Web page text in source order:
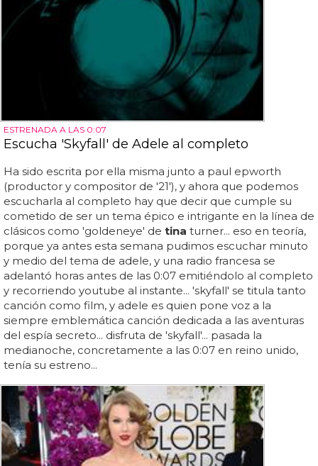
ESTRENADA A LAS 0:07
Escucha 'Skyfall' de Adele al completo
Ha sido escrita por ella misma junto a paul epworth
(productor y compositor de '21'), y ahora que podemos
escucharla al completo hay que decir que cumple su
cometido de ser un tema épico e intrigante en la línea de
clásicos como 'goldeneye' de tina turner... eso en teoría,
porque ya antes esta semana pudimos escuchar minuto
y medio del tema de adele, y una radio francesa se
adelantó horas antes de las 0:07 emitiéndolo al completo
y recorriendo youtube al instante... 'skyfall' se titula tanto
canción como film, y adele es quien pone voz a la
siempre emblemática canción dedicada a las aventuras
del espía secreto... disfruta de 'skyfall'... pasada la
medianoche, concretamente a las 0:07 en reino unido,
tenía su estreno...